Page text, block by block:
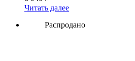
Читать далее
Распродано